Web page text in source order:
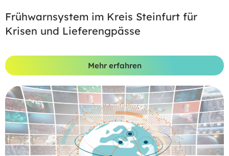
Frühwarnsystem im Kreis Steinfurt für
Krisen und Lieferengpässe
Mehr erfahren